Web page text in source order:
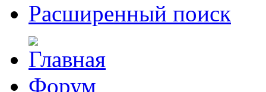
Расширенный поиск
Форум